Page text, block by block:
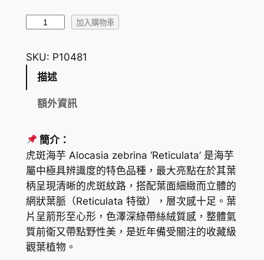
到
H
K
$
虎
斑
o
c
a
s
i
a
z
e
加入購物車
SKU: P10481
描述
額外資訊
簡介：
虎斑海芋 Alocasia zebrina ‘Reticulata’ 是海芋
屬中極具辨識度的特色品種，最大亮點在於其葉
柄呈現清晰的虎斑紋路，搭配葉面細緻而立體的
網狀葉脈（Reticulata 特徵），層次感十足。葉
片呈箭形至心形，色澤深綠帶絲絨質感，整體氣
質前衛又帶點野性美，是近年備受關注的收藏級
觀葉植物。